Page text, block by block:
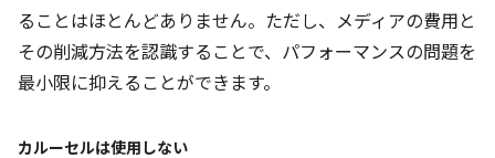
ることはほとんどありません。ただし、メディアの費用と
その削減方法を認識することで、パフォーマンスの問題を
最小限に抑えることができます。
カルーセルは使用しない